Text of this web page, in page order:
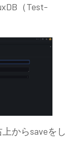
（Test-
からsaveをし